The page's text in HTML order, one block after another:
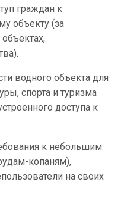
граждан к
объекту (за
водного объекта для
спорта и туризма
доступа к
к небольшим
копаням),
на своих